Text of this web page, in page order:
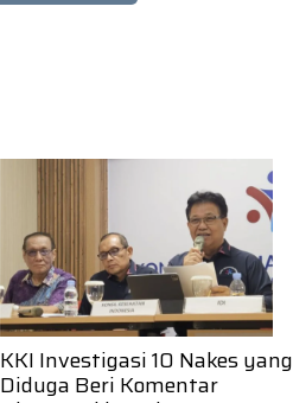
KKI Investigasi 10 Nakes yang
Diduga Beri Komentar